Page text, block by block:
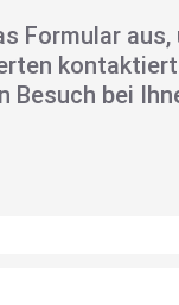
Formular
Besuch bei